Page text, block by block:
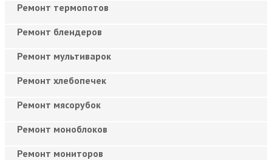
Ремонт термопотов
Ремонт блендеров
Ремонт мультиварок
Ремонт хлебопечек
Ремонт мясорубок
Ремонт моноблоков
Ремонт мониторов